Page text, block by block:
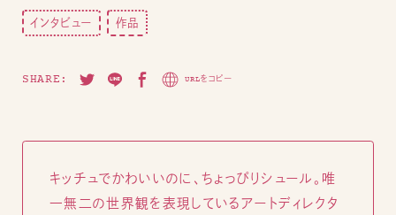
インタビュー 作品
SHARE: URLをコピー
キッチュでかわいいのに、ちょっぴりシュール。唯
一無二の世界観を表現しているアートディレクタ